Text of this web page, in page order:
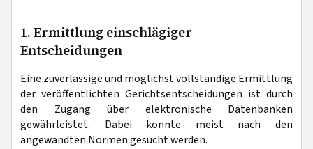
1. Ermittlung einschlägiger
Entscheidungen
Eine zuverlässige und möglichst vollständige Ermittlung
der veröffentlichten Gerichtsentscheidungen ist durch
den Zugang über elektronische Datenbanken
gewährleistet. Dabei konnte meist nach den
angewandten Normen gesucht werden.